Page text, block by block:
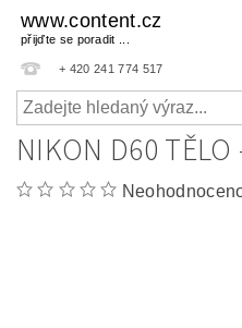
www.content.cz
přijďte se poradit ...
+ 420 241 774 517
NIKON D60 TĚLO